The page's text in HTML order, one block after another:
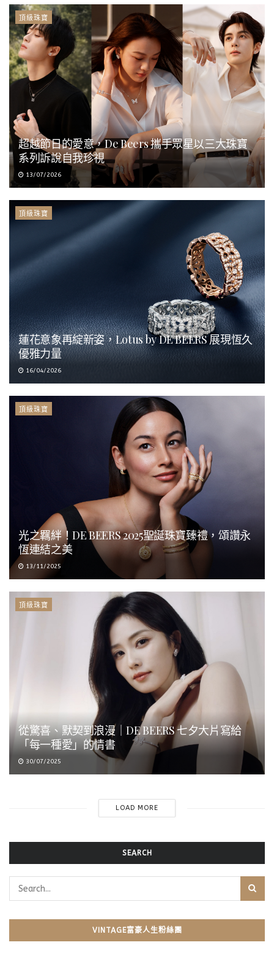
頂級珠寶
超越節日的愛意，De Beers 攜手眾星以三大珠寶
系列訴說自我珍視
13/07/2026
頂級珠寶
蓮花意象再綻新姿，Lotus by DE BEERS 展現恆久
優雅力量
16/04/2026
頂級珠寶
光之羈絆！DE BEERS 2025聖誕珠寶臻禮，頌讚永
恆連結之美
13/11/2025
頂級珠寶
從驚喜、默契到浪漫｜DE BEERS 七夕大片寫給
「每一種愛」的情書
30/07/2025
LOAD MORE
SEARCH
VINTAGE富豪人生粉絲團